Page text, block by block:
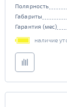
Полярность
Габариты
Гарантия (мес)
наличие